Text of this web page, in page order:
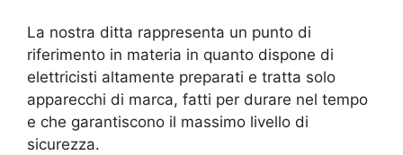
La nostra ditta rappresenta un punto di
riferimento in materia in quanto dispone di
elettricisti altamente preparati e tratta solo
apparecchi di marca, fatti per durare nel tempo
e che garantiscono il massimo livello di
sicurezza.